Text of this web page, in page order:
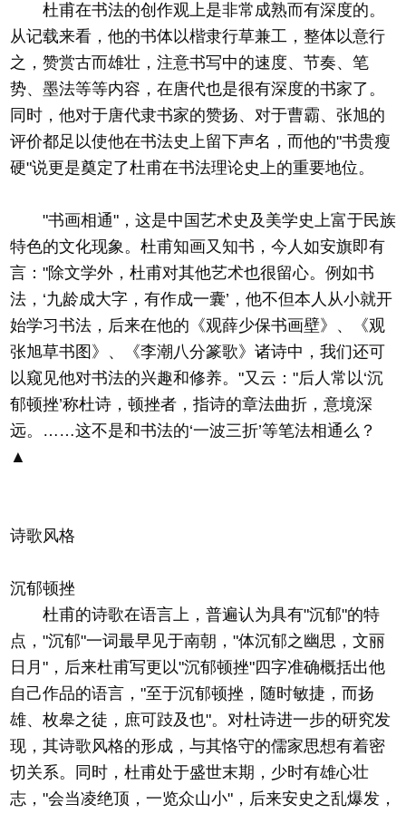
杜甫在书法的创作观上是非常成熟而有深度的。
从记载来看，他的书体以楷隶行草兼工，整体以意行
之，赞赏古而雄壮，注意书写中的速度、节奏、笔
势、墨法等等内容，在唐代也是很有深度的书家了。
同时，他对于唐代隶书家的赞扬、对于曹霸、张旭的
评价都足以使他在书法史上留下声名，而他的"书贵瘦
硬"说更是奠定了杜甫在书法理论史上的重要地位。
"书画相通"，这是中国艺术史及美学史上富于民族
特色的文化现象。杜甫知画又知书，今人如安旗即有
言："除文学外，杜甫对其他艺术也很留心。例如书
法，‘九龄成大字，有作成一囊’，他不但本人从小就开
始学习书法，后来在他的《观薛少保书画壁》、《观
张旭草书图》、《李潮八分篆歌》诸诗中，我们还可
以窥见他对书法的兴趣和修养。"又云："后人常以‘沉
郁顿挫’称杜诗，顿挫者，指诗的章法曲折，意境深
远。……这不是和书法的‘一波三折’等笔法相通么？
▲
诗歌风格
沉郁顿挫
杜甫的诗歌在语言上，普遍认为具有"沉郁"的特
点，"沉郁"一词最早见于南朝，"体沉郁之幽思，文丽
日月"，后来杜甫写更以"沉郁顿挫"四字准确概括出他
自己作品的语言，"至于沉郁顿挫，随时敏捷，而扬
雄、枚皋之徒，庶可跂及也"。对杜诗进一步的研究发
现，其诗歌风格的形成，与其恪守的儒家思想有着密
切关系。同时，杜甫处于盛世末期，少时有雄心壮
志，"会当凌绝顶，一览众山小"，后来安史之乱爆发，